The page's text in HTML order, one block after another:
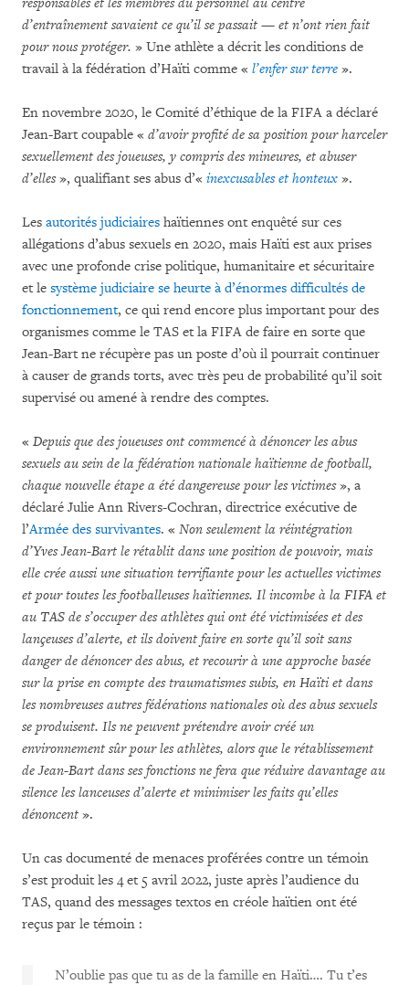
d’entraînement savaient ce qu’il se passait — et n’ont rien fait
pour nous protéger. » Une athlète a décrit les conditions de
travail à la fédération d’Haïti comme « l’enfer sur terre ».
En novembre 2020, le Comité d’éthique de la FIFA a déclaré
Jean-Bart coupable « d’avoir profité de sa position pour harceler
sexuellement des joueuses, y compris des mineures, et abuser
d’elles», qualifiant ses abus d’« inexcusables et honteux ».
Les autorités judiciaires haïtiennes ont enquêté sur ces
allégations d’abus sexuels en 2020, mais Haïti est aux prises
avec une profonde crise politique, humanitaire et sécuritaire
et le système judiciaire se heurte à d’énormes difficultés de
fonctionnement, ce qui rend encore plus important pour des
organismes comme le TAS et la FIFA de faire en sorte que
Jean-Bart ne récupère pas un poste d’où il pourrait continuer
à causer de grands torts, avec très peu de probabilité qu’il soit
supervisé ou amené à rendre des comptes.
« Depuis que des joueuses ont commencé à dénoncer les abus
sexuels au sein de la fédération nationale haïtienne de football,
chaque nouvelle étape a été dangereuse pour les victimes », a
déclaré Julie Ann Rivers-Cochran, directrice exécutive de
l’Armée des survivantes. « Non seulement la réintégration
d’Yves Jean-Bart le rétablit dans une position de pouvoir, mais
elle crée aussi une situation terrifiante pour les actuelles victimes
et pour toutes les footballeuses haïtiennes. Il incombe à la FIFA et
au TAS de s’occuper des athlètes qui ont été victimisées et des
lançeuses d’alerte, et ils doivent faire en sorte qu’il soit sans
danger de dénoncer des abus, et recourir à une approche basée
sur la prise en compte des traumatismes subis, en Haïti et dans
les nombreuses autres fédérations nationales où des abus sexuels
se produisent. Ils ne peuvent prétendre avoir créé un
environnement sûr pour les athlètes, alors que le rétablissement
de Jean-Bart dans ses fonctions ne fera que réduire davantage au
silence les lanceuses d’alerte et minimiser les faits qu’elles
dénoncent ».
Un cas documenté de menaces proférées contre un témoin
s’est produit les 4 et 5 avril 2022, juste après l’audience du
TAS, quand des messages textos en créole haïtien ont été
reçus par le témoin :
N’oublie pas que tu as de la famille en Haïti…. Tu t’es